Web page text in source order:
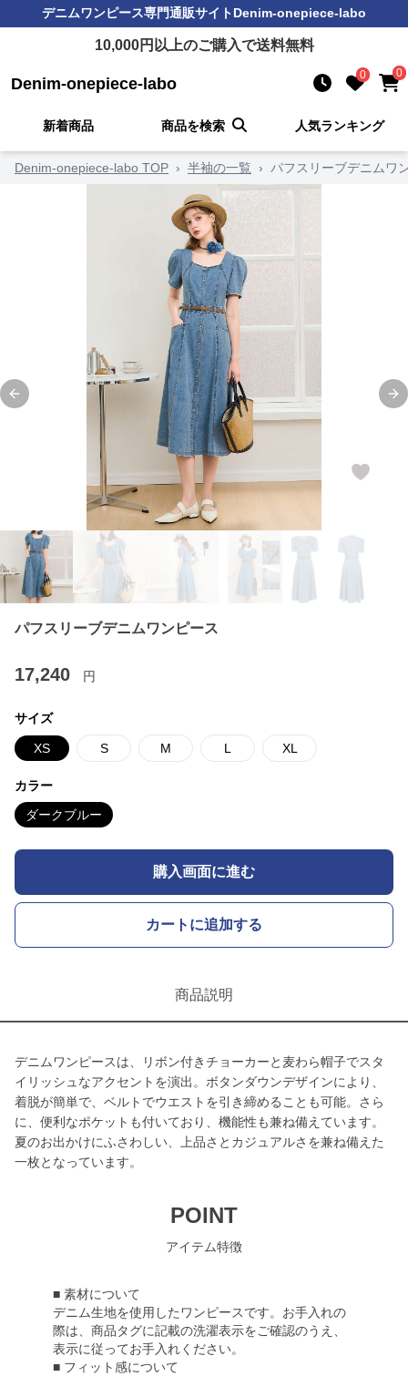
デニムワンピース専門通販サイトDenim-onepiece-labo
10,000円以上のご購入で送料無料
Denim-onepiece-labo 0 0
新着商品 商品を検索 人気ランキング
Denim-onepiece-labo TOP › 半袖の一覧 › パフスリーブデニムワ
Previous slide
パフスリーブデニムワンピース
17,240 円
サイズ
XS S M L XL
カラー
ダークブルー
購入画面に進む
カートに追加する
商品説明
デニムワンピースは、リボン付きチョーカーと麦わら帽子でスタ
イリッシュなアクセントを演出。ボタンダウンデザインにより、
着脱が簡単で、ベルトでウエストを引き締めることも可能。さら
に、便利なポケットも付いており、機能性も兼ね備えています。
夏のお出かけにふさわしい、上品さとカジュアルさを兼ね備えた
一枚となっています。
POINT
アイテム特徴
■ 素材について
デニム生地を使用したワンピースです。お手入れの
際は、商品タグに記載の洗濯表示をご確認のうえ、
表示に従ってお手入れください。
■ フィット感について